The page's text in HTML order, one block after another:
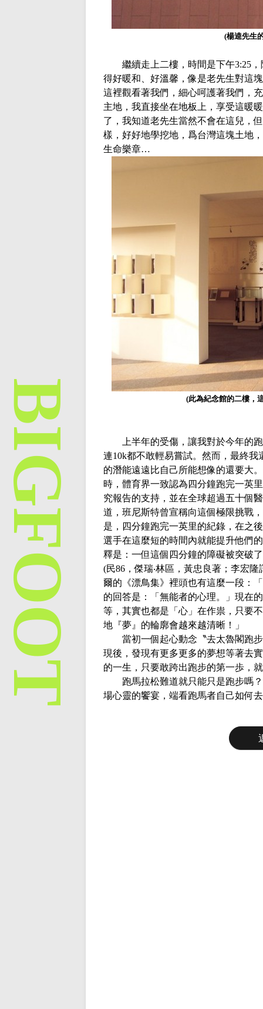
(楊逵先生
繼續走上二樓，時間是下午3:25
得好暖和、好溫馨，像是老先生對這
這裡觀看著我們，細心呵護著我們，
主地，我直接坐在地板上，享受這暖
了，我知道老先生當然不會在這兒，
樣，好好地學挖地，爲台灣這塊土地
生命樂章…
(此為紀念館的二樓，
上半年的受傷，讓我對於今年的
連10k都不敢輕易嘗試。然而，最終
的潛能遠遠比自己所能想像的還要大
時，體育界一致認為四分鐘跑完一英
究報告的支持，並在全球超過五十個
道，班尼斯特曾宣稱向這個極限挑戰
是，四分鐘跑完一英里的紀錄，在之
選手在這麼短的時間內就能提升他們
釋是：一但這個四分鐘的障礙被突破
(民86，傑瑞‧林區，黃忠良著；李宏
爾的《漂鳥集》裡頭也有這麼一段：
的回答是：「無能者的心理。」現在
等，其實也都是「心」在作祟，只要
地『夢』的輪廓會越來越清晰！」
當初一個起心動念〝去太魯閣跑
現後，發現有更多更多的夢想等著去
的一生，只要敢跨出跑步的第一歩，
跑馬拉松難道就只能只是跑步嗎？
場心靈的饗宴，端看跑馬者自己如何